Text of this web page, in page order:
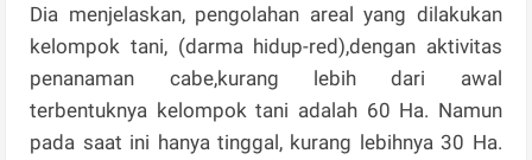
Dia menjelaskan, pengolahan areal yang dilakukan
kelompok tani, (darma hidup-red),dengan aktivitas
penanaman cabe,kurang lebih dari awal
terbentuknya kelompok tani adalah 60 Ha. Namun
pada saat ini hanya tinggal, kurang lebihnya 30 Ha.